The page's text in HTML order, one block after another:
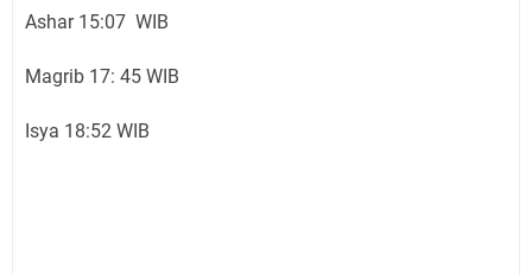
Ashar 15:07 WIB
Magrib 17: 45 WIB
Isya 18:52 WIB